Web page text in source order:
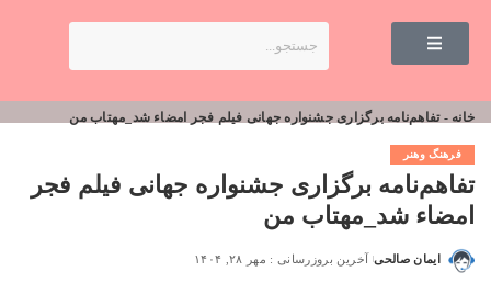
خانه -تفاهم‌نامه برگزاری جشنواره جهانی فیلم فجر امضاء شد_مهتاب من
فرهنگ وهنر
تفاهم‌نامه برگزاری جشنواره جهانی فیلم فجر
امضاء شد_مهتاب من
ایمان صالحی آخرین بروزرسانی : مهر ۲۸, ۱۴۰۴